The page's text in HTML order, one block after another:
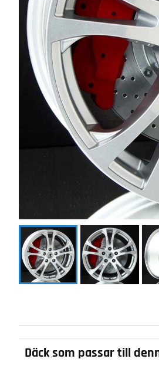
Däck som passar till